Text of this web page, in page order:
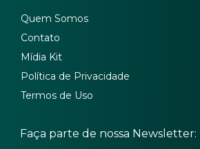
Quem Somos
Contato
Mídia Kit
Política de Privacidade
Termos de Uso
Faça parte de nossa Newsletter: